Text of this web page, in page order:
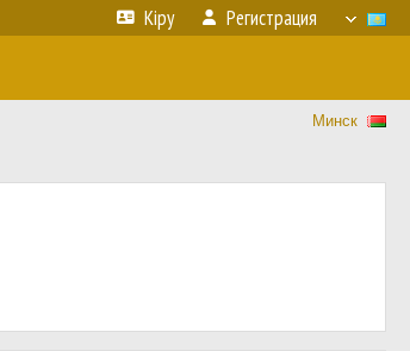
Кіру Регистрация
Минск